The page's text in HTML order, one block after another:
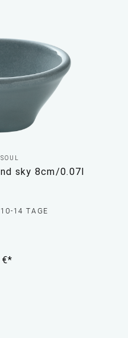
sky 8cm/0.07l
14 TAGE